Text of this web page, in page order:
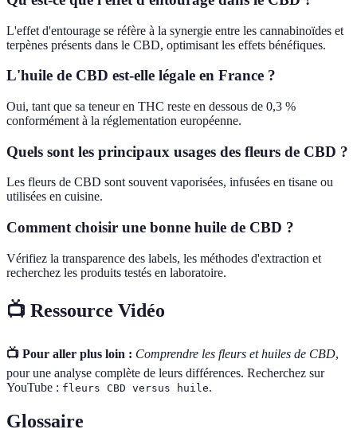
L'effet d'entourage se réfère à la synergie entre les cannabinoïdes et
terpènes présents dans le CBD, optimisant les effets bénéfiques.
L'huile de CBD est-elle légale en France ?
Oui, tant que sa teneur en THC reste en dessous de 0,3 %
conformément à la réglementation européenne.
Quels sont les principaux usages des fleurs de CBD ?
Les fleurs de CBD sont souvent vaporisées, infusées en tisane ou
utilisées en cuisine.
Comment choisir une bonne huile de CBD ?
Vérifiez la transparence des labels, les méthodes d'extraction et
recherchez les produits testés en laboratoire.
📺 Ressource Vidéo
📺 Pour aller plus loin : Comprendre les fleurs et huiles de CBD,
pour une analyse complète de leurs différences. Recherchez sur
YouTube : fleurs CBD versus huile.
Glossaire